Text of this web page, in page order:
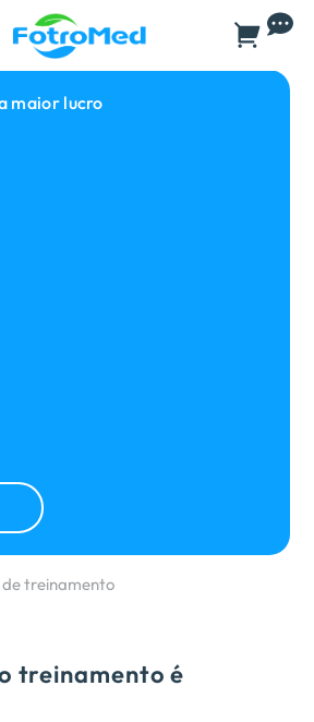
maior lucro
treinamento
treinamento é